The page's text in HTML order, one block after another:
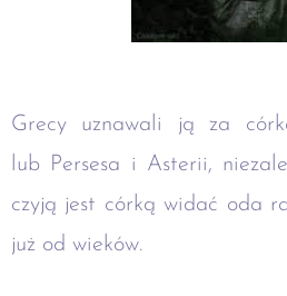
Grecy uznawali ją za
lub Persesa i Asterii,
czyją jest córką widać oda
już od wieków.